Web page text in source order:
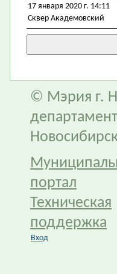
17 января 2020 г. 14:11
Сквер Академовский
© Мэрия г.
портал
Техническая
поддержка
Вход